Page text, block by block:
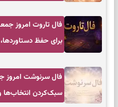
برای حفظ
سبک‌کردن انتخاب‌ها